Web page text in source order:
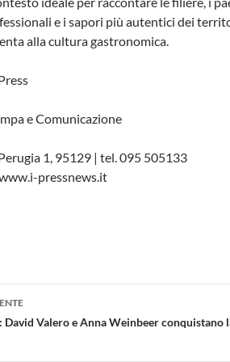
e i sapori più autentici dei
alla cultura gastronomica.
e Comunicazione
1, 95129 | tel. 095 505133
pressnews.it
David Valero e Anna Weinbeer conquistano